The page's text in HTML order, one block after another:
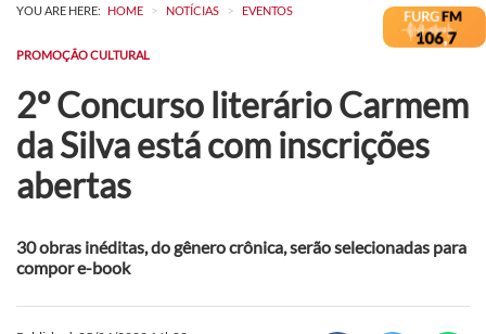
YOU ARE HERE: HOME > NOTÍCIAS > EVENTOS
PROMOÇÃO CULTURAL
2º Concurso literário Carmem
da Silva está com inscrições
abertas
30 obras inéditas, do gênero crônica, serão selecionadas para
compor e-book